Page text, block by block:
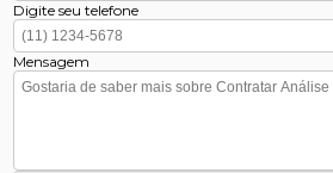
Digite seu telefone
Mensagem